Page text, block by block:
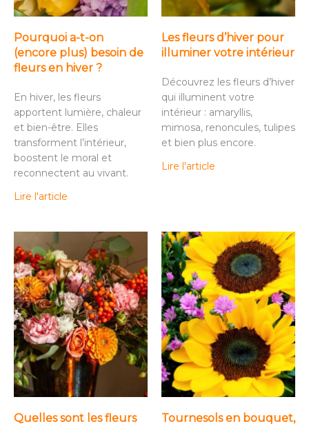
Pourquoi a-t-on
(encore plus) besoin de
fleurs en hiver ?
En hiver, les fleurs
apportent lumière, chaleur
et bien-être. Elles
transforment l’intérieur,
boostent le moral et
reconnectent au vivant.
Lire l'article
Les fleurs d’hiver pour
illuminer votre intérieur
Découvrez les fleurs d’hiver
qui illuminent votre
intérieur : amaryllis,
mimosa, renoncules, tulipes
et bien plus encore.
Lire l'article
Quelles sont les fleurs
Tournesols en bouquet,